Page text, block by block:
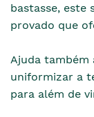
bastasse, este
provado que
Ajuda também
uniformizar a
para além de